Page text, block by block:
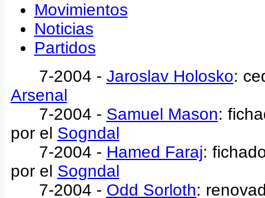
Movimientos
Noticias
Partidos
7-2004 - Jaroslav Holosko:
Arsenal
7-2004 - Samuel Mason:
por el Sogndal
7-2004 - Hamed Faraj:
por el Sogndal
7-2004 - Odd Sorloth: